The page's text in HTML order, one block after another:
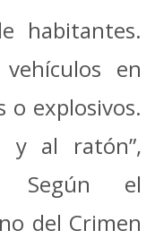
habitantes.
en
o explosivos.
y al ratón”,
Según el
del Crimen